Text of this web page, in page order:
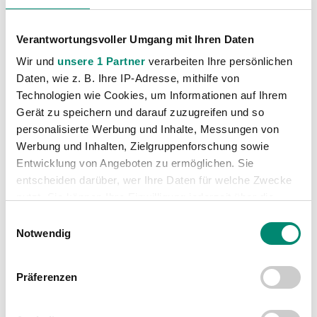
Verantwortungsvoller Umgang mit Ihren Daten
Wir und unsere 1 Partner verarbeiten Ihre persönlichen
Daten, wie z. B. Ihre IP-Adresse, mithilfe von
Technologien wie Cookies, um Informationen auf Ihrem
Gerät zu speichern und darauf zuzugreifen und so
personalisierte Werbung und Inhalte, Messungen von
Werbung und Inhalten, Zielgruppenforschung sowie
Entwicklung von Angeboten zu ermöglichen. Sie
entscheiden darüber, wer Ihre Daten für welche Zwecke
Trigger Symbol ändern oder widerrufen
Erfahren Sie mehr darüber, wie Ihre persönlichen Daten
verarbeitet werden, und legen Sie Ihre Präferenzen im
Notwendig
Präferenzen
Kategorien
Akademie
Allgemeine News
Damen
Junge Wikinger Ried
(413)
Nachwuchs
(74)
(1315)
(91)
(2867)